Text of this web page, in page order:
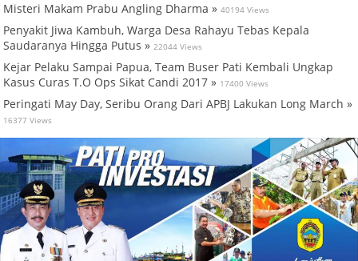
Misteri Makam Prabu Angling Dharma » 40194 Views
Penyakit Jiwa Kambuh, Warga Desa Rahayu Tebas Kepala
Saudaranya Hingga Putus » 22044 Views
Kejar Pelaku Sampai Papua, Team Buser Pati Kembali Ungkap
Kasus Curas T.O Ops Sikat Candi 2017 » 17400 Views
Peringati May Day, Seribu Orang Dari APBJ Lakukan Long March »
16377 Views